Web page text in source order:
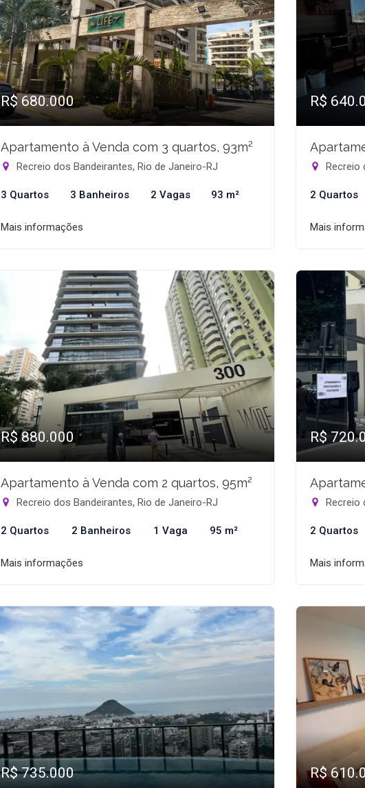
R$ 680.000
Apartamento à Venda com 3 quartos, 93m²
Recreio dos Bandeirantes, Rio de Janeiro-RJ
3 Quartos 3 Banheiros 2 Vagas 93 m²
Mais informações
R$
Recreio
2 Quartos
Mais
R$ 880.000
Apartamento à Venda com 2 quartos, 95m²
Recreio dos Bandeirantes, Rio de Janeiro-RJ
2 Quartos 2 Banheiros 1 Vaga 95 m²
Mais informações
R$
Recreio
2 Quartos
Mais
R$ 735.000 R$